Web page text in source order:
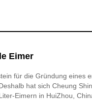
Eimer
für die Gründung eines
hat sich Cheung
Eimern in HuiZhou,